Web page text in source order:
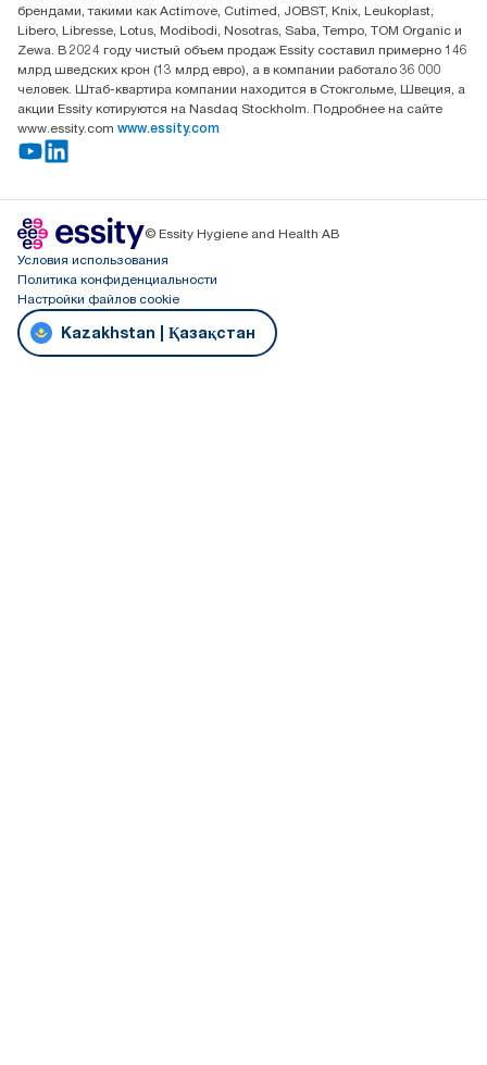
брендами, такими как Actimove, Cutimed, JOBST, Knix, Leukoplast,
Libero, Libresse, Lotus, Modibodi, Nosotras, Saba, Tempo, TOM Organic и
Zewa. В 2024 году чистый объем продаж Essity составил примерно 146
млрд шведских крон (13 млрд евро), а в компании работало 36 000
человек. Штаб-квартира компании находится в Стокгольме, Швеция, а
акции Essity котируются на Nasdaq Stockholm. Подробнее на сайте
www.essity.com www.essity.com
© Essity Hygiene and Health AB
Условия использования
Политика конфиденциальности
Настройки файлов cookie
Kazakhstan | Қазақстан